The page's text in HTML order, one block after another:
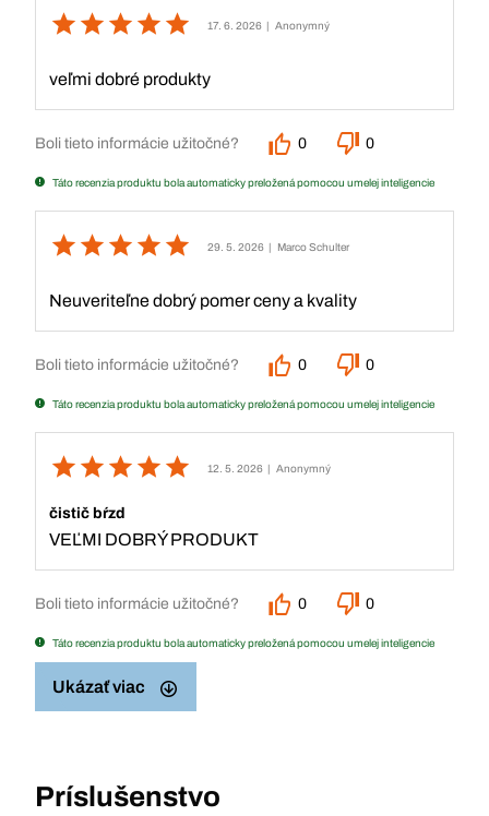
17. 6. 2026 | Anonymný
veľmi dobré produkty
Boli tieto informácie užitočné? 0 0
Táto recenzia produktu bola automaticky preložená pomocou umelej inteligencie
29. 5. 2026 | Marco Schulter
Neuveriteľne dobrý pomer ceny a kvality
Boli tieto informácie užitočné? 0 0
Táto recenzia produktu bola automaticky preložená pomocou umelej inteligencie
12. 5. 2026 | Anonymný
čistič bŕzd
VEĽMI DOBRÝ PRODUKT
Boli tieto informácie užitočné? 0 0
Táto recenzia produktu bola automaticky preložená pomocou umelej inteligencie
Ukázať viac
Príslušenstvo